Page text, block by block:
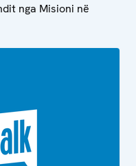
nga Misioni në